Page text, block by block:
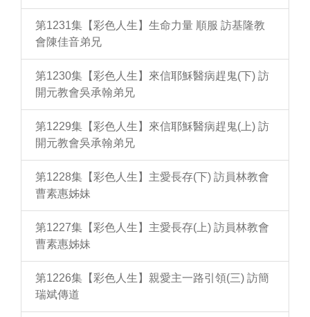
第1231集【彩色人生】生命力量 順服 訪基隆教
會陳佳音弟兄
第1230集【彩色人生】來信耶穌醫病趕鬼(下) 訪
開元教會吳承翰弟兄
第1229集【彩色人生】來信耶穌醫病趕鬼(上) 訪
開元教會吳承翰弟兄
第1228集【彩色人生】主愛長存(下) 訪員林教會
曹素惠姊妹
第1227集【彩色人生】主愛長存(上) 訪員林教會
曹素惠姊妹
第1226集【彩色人生】親愛主一路引領(三) 訪簡
瑞斌傳道